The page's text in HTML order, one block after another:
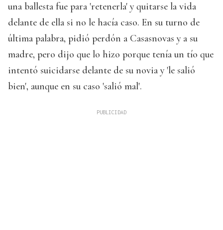
una ballesta fue para 'retenerla' y quitarse la vida
delante de ella si no le hacía caso. En su turno de
última palabra, pidió perdón a Casasnovas y a su
madre, pero dijo que lo hizo porque tenía un tío que
intentó suicidarse delante de su novia y 'le salió
bien', aunque en su caso 'salió mal'.